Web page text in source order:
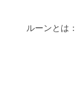
ルーンとは：